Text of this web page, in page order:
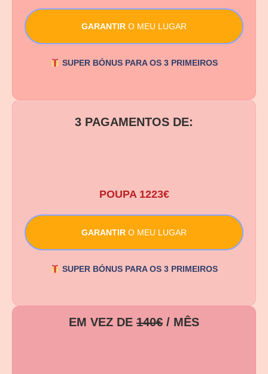
GARANTIR O MEU LUGAR
SUPER BÓNUS PARA OS 3 PRIMEIROS
3 PAGAMENTOS DE:
POUPA 1223€
GARANTIR O MEU LUGAR
SUPER BÓNUS PARA OS 3 PRIMEIROS
EM VEZ DE 140€ / MÊS